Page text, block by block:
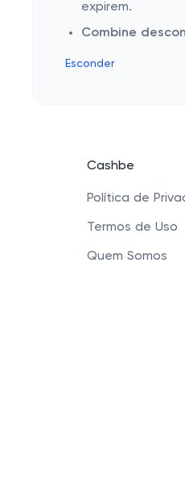
expirem.
Combine
Esconder
Cashbe
Política de
Termos de Uso
Quem Somos